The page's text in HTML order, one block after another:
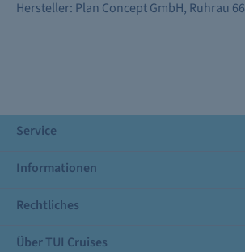
Hersteller: Plan Concept GmbH, Ruhrau
Service
Informationen
Rechtliches
Über TUI Cruises